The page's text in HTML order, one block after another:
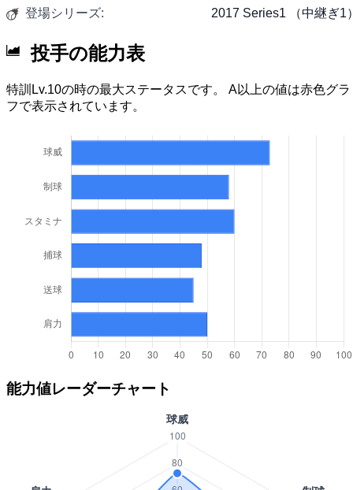
登場シリーズ:
2017 Series1 （中継ぎ1
投手の能力表
特訓Lv.10の時の最大ステータスです。 A以上の値は赤色グラ
フで表示されています。
能力値レーダーチャート